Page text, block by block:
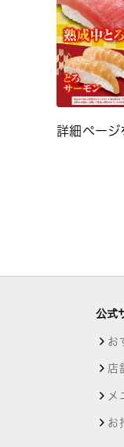
詳細ペー
公式
お
店
メ
お